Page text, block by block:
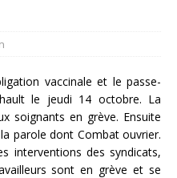
vaccinale et le passe-
le jeudi 14 octobre. La
soignants en grève. Ensuite
parole dont Combat ouvrier.
interventions des syndicats,
sont en grève et se